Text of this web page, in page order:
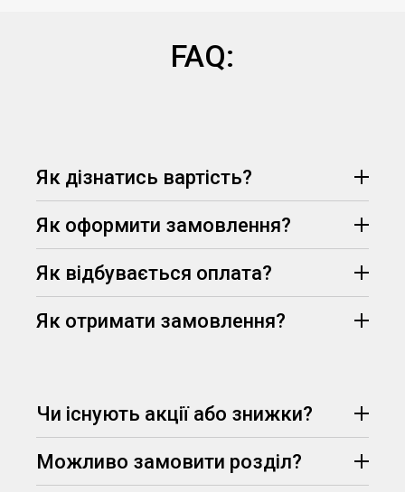
FAQ:
Як дізнатись вартість?
запит, узгодить всі деталі замовлення та
призначить його вартість.
Як оформити замовлення?
Як відбувається оплата?
Як отримати замовлення?
75% вартості
Чи існують акції або знижки?
(визначаються
менеджером, залежно від вимог та дедлайну
Можливо замовити розділ?